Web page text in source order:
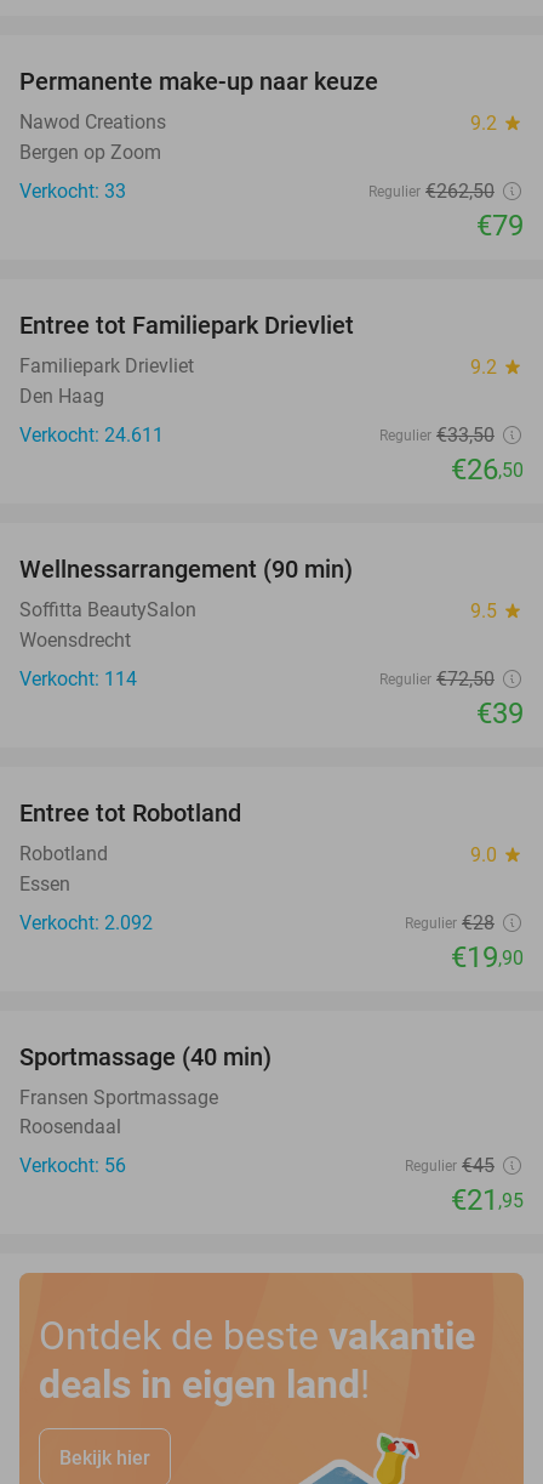
Permanente make-up naar keuze
Nawod Creations 9.2 star
Bergen op Zoom
Verkocht: 33
Regulier €262,50
€79
Entree tot Familiepark Drievliet
Familiepark Drievliet 9.2 star
Den Haag
Verkocht: 24.611
Regulier €33,50
€26,50
Wellnessarrangement (90 min)
Soffitta BeautySalon 9.5 star
Woensdrecht
Verkocht: 114
Regulier €72,50
€39
Entree tot Robotland
Robotland 9.0 star
Essen
Verkocht: 2.092
Regulier €28
€19,90
Sportmassage (40 min)
Fransen Sportmassage
Roosendaal
Verkocht: 56
Regulier €45
€21 ,95
Ontdek de beste vakantie
deals in eigen land!
Bekijk hier